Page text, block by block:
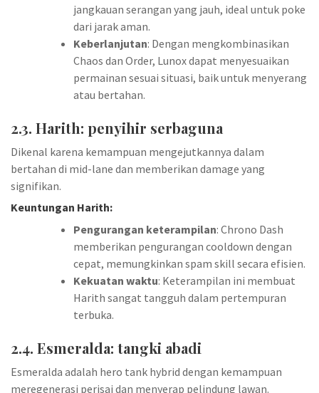
jangkauan serangan yang jauh, ideal untuk poke
dari jarak aman.
Keberlanjutan: Dengan mengkombinasikan
Chaos dan Order, Lunox dapat menyesuaikan
permainan sesuai situasi, baik untuk menyerang
atau bertahan.
2.3. Harith: penyihir serbaguna
Dikenal karena kemampuan mengejutkannya dalam
bertahan di mid-lane dan memberikan damage yang
signifikan.
Keuntungan Harith:
Pengurangan keterampilan: Chrono Dash
memberikan pengurangan cooldown dengan
cepat, memungkinkan spam skill secara efisien.
Kekuatan waktu: Keterampilan ini membuat
Harith sangat tangguh dalam pertempuran
terbuka.
2.4. Esmeralda: tangki abadi
Esmeralda adalah hero tank hybrid dengan kemampuan
meregenerasi perisai dan menyerap pelindung lawan.